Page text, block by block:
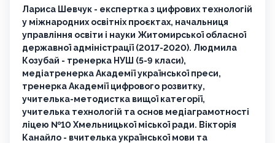
Лариса Шевчук - експертка з цифрових технологій
у міжнародних освітніх проєктах, начальниця
управління освіти і науки Житомирської обласної
державної адміністрації (2017-2020). Людмила
Козубай - тренерка НУШ (5-9 класи),
медіатренерка Академії української преси,
тренерка Академії цифрового розвитку,
учителька-методистка вищої категорії,
учителька технологій та основ медіаграмотності
ліцею №10 Хмельницької міської ради. Вікторія
Канайло - вчителька української мови та